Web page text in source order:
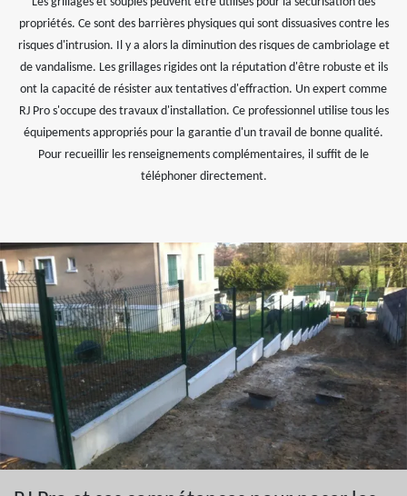
propriétés. Ce sont des barrières physiques qui sont dissuasives contre les
risques d'intrusion. Il y a alors la diminution des risques de cambriolage et
de vandalisme. Les grillages rigides ont la réputation d'être robuste et ils
ont la capacité de résister aux tentatives d'effraction. Un expert comme
RJ Pro s'occupe des travaux d'installation. Ce professionnel utilise tous les
équipements appropriés pour la garantie d'un travail de bonne qualité.
Pour recueillir les renseignements complémentaires, il suffit de le
téléphoner directement.